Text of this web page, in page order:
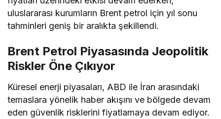
uluslararası kurumların Brent petrol için yıl sonu
tahminleri geniş bir aralıkta şekillendi.
Brent Petrol Piyasasında Jeopolitik
Riskler Öne Çıkıyor
Küresel enerji piyasaları, ABD ile İran arasındaki
temaslara yönelik haber akışını ve bölgede devam
eden güvenlik risklerini fiyatlamaya devam ediyor.